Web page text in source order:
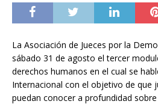
La Asociación de Jueces por la
sábado 31 de agosto el tercer
derechos humanos en el cual se
Internacional con el objetivo de que
puedan conocer a profundidad